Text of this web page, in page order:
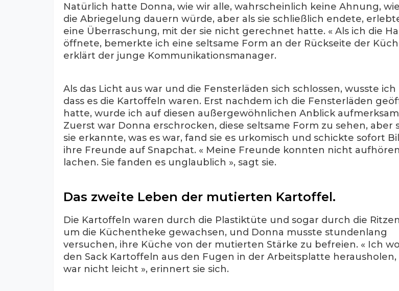
Natürlich hatte Donna, wie wir alle, wahrscheinlich keine Ahnung,
die Abriegelung dauern würde, aber als sie schließlich endete,
eine Überraschung, mit der sie nicht gerechnet hatte. « Als ich die
öffnete, bemerkte ich eine seltsame Form an der Rückseite der
erklärt der junge Kommunikationsmanager.
Als das Licht aus war und die Fensterläden sich schlossen, wusste
dass es die Kartoffeln waren. Erst nachdem ich die Fensterläden
hatte, wurde ich auf diesen außergewöhnlichen Anblick aufmerksam
Zuerst war Donna erschrocken, diese seltsame Form zu sehen, aber
sie erkannte, was es war, fand sie es urkomisch und schickte sofort
ihre Freunde auf Snapchat. « Meine Freunde konnten nicht
lachen. Sie fanden es unglaublich », sagt sie.
Das zweite Leben der mutierten Kartoffel.
Die Kartoffeln waren durch die Plastiktüte und sogar durch die
um die Küchentheke gewachsen, und Donna musste stundenlang
versuchen, ihre Küche von der mutierten Stärke zu befreien. « Ich
den Sack Kartoffeln aus den Fugen in der Arbeitsplatte herausholen,
war nicht leicht », erinnert sie sich.